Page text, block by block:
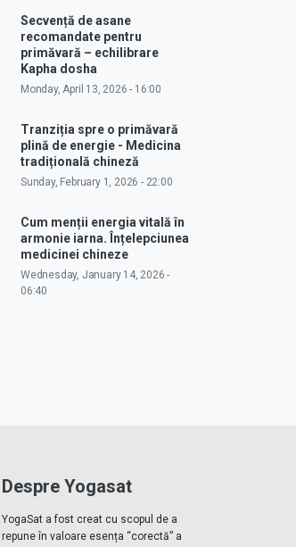
Secvență de asane
recomandate pentru
primăvară – echilibrare
Kapha dosha
Monday, April 13, 2026 - 16:00
Tranziția spre o primăvară
plină de energie - Medicina
tradițională chineză
Sunday, February 1, 2026 - 22:00
Cum menții energia vitală în
armonie iarna. Înțelepciunea
medicinei chineze
Wednesday, January 14, 2026 -
06:40
Despre Yogasat
YogaSat a fost creat cu scopul de a
repune în valoare esența “corectă” a